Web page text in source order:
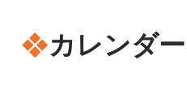
カレンダー